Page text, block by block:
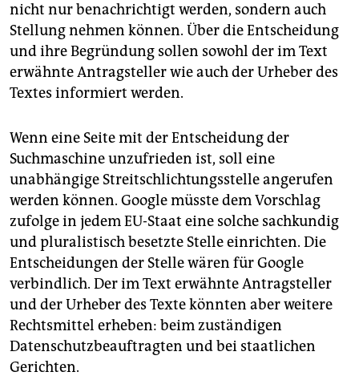
nicht nur benachrichtigt werden, sondern auch
Stellung nehmen können. Über die Entscheidung
und ihre Begründung sollen sowohl der im Text
erwähnte Antragsteller wie auch der Urheber des
Textes informiert werden.
Wenn eine Seite mit der Entscheidung der
Suchmaschine unzufrieden ist, soll eine
unabhängige Streitschlichtungsstelle angerufen
werden können. Google müsste dem Vorschlag
zufolge in jedem EU-Staat eine solche sachkundig
und pluralistisch besetzte Stelle einrichten. Die
Entscheidungen der Stelle wären für Google
verbindlich. Der im Text erwähnte Antragsteller
und der Urheber des Texte könnten aber weitere
Rechtsmittel erheben: beim zuständigen
Datenschutzbeauftragten und bei staatlichen
Gerichten.